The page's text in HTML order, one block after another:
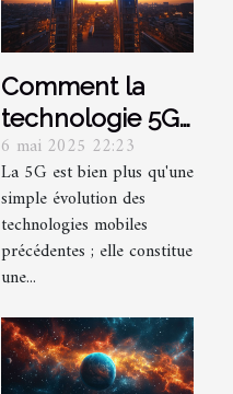
Comment la
technologie 5G
transforme le
quotidien
innovations et
impacts futurs
6 mai 2025 22:23
La 5G est bien plus qu'une
simple évolution des
technologies mobiles
précédentes ; elle constitue
une...